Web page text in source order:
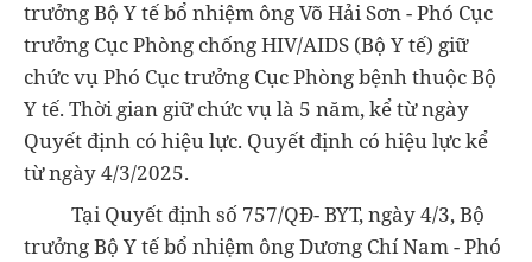
trưởng Bộ Y tế bổ nhiệm ông Võ Hải Sơn - Phó Cục
trưởng Cục Phòng chống HIV/AIDS (Bộ Y tế) giữ
chức vụ Phó Cục trưởng Cục Phòng bệnh thuộc Bộ
Y tế. Thời gian giữ chức vụ là 5 năm, kể từ ngày
Quyết định có hiệu lực. Quyết định có hiệu lực kể
từ ngày 4/3/2025.
Tại Quyết định số 757/QĐ- BYT, ngày 4/3, Bộ
trưởng Bộ Y tế bổ nhiệm ông Dương Chí Nam - Phó